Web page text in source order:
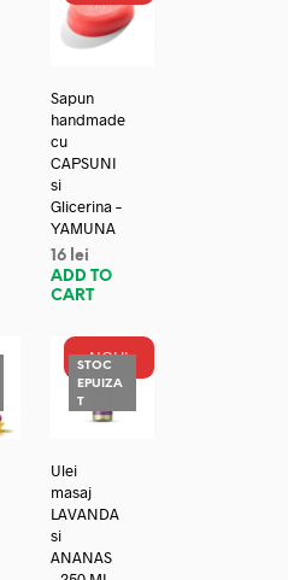
Sapun
handmade
cu
CAPSUNI
si
Glicerina –
YAMUNA
16 lei
ADD TO
CART
NOU!
STOC
EPUIZA
T
Ulei
masaj
LAVANDA
si
ANANAS